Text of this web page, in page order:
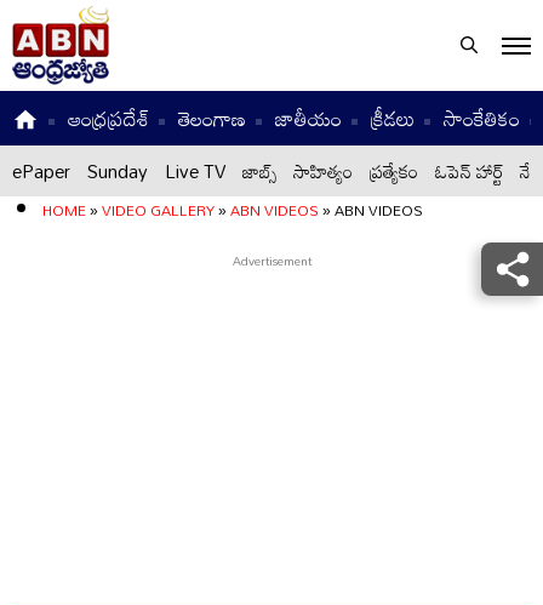
ఆంధ్రప్రదేశ్ తెలంగాణ జాతీయం క్రీడలు సాంకేతికం
ePaper Sunday Live TV జాబ్స్ సాహిత్యం ప్రత్యేకం ఓపెన్ హార్ట్
HOME»VIDEO GALLERY»ABN VIDEOS»ABN VIDEOS